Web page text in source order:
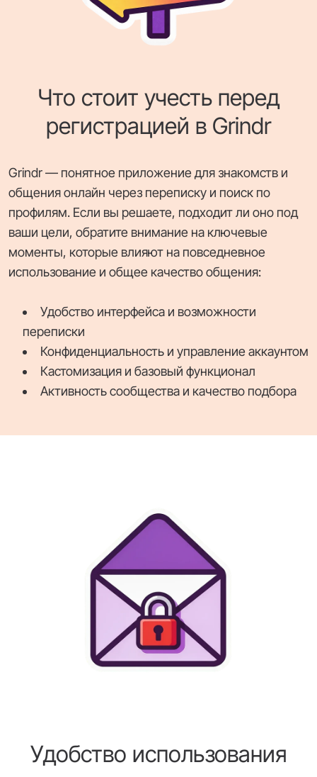
Что стоит учесть перед
регистрацией в Grindr
Grindr — понятное приложение для знакомств и
общения онлайн через переписку и поиск по
профилям. Если вы решаете, подходит ли оно под
ваши цели, обратите внимание на ключевые
моменты, которые влияют на повседневное
использование и общее качество общения:
Удобство интерфейса и возможности
переписки
Конфиденциальность и управление аккаунтом
Кастомизация и базовый функционал
Активность сообщества и качество подбора
Удобство использования